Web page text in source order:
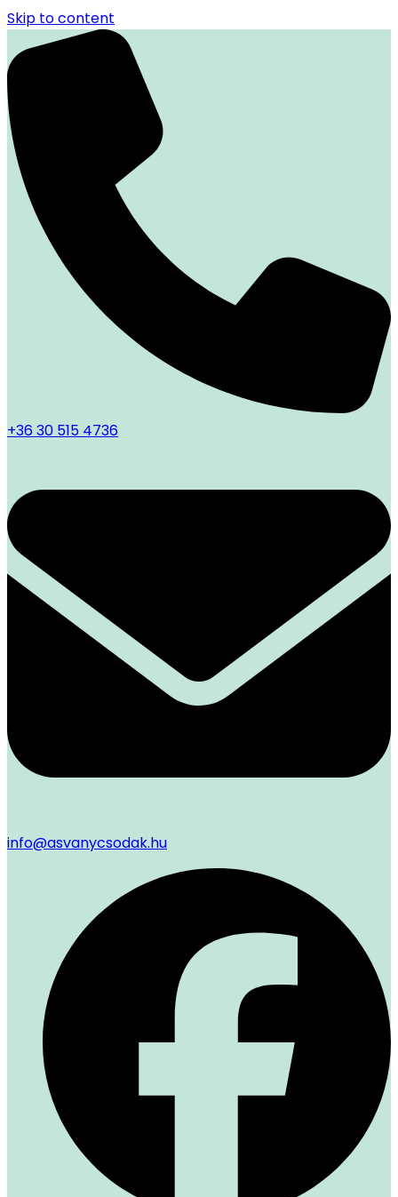
Skip to content
+36 30 515 4736
info@asvanycsodak.hu